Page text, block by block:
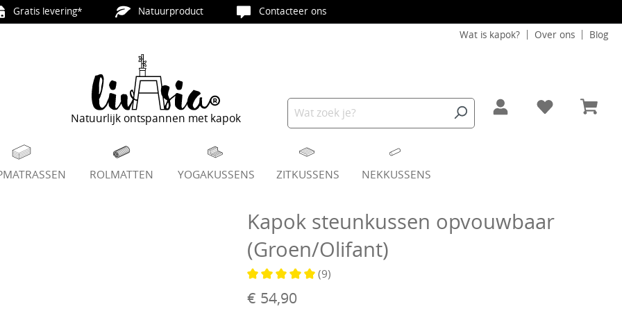
Gratis levering* Natuurproduct
Contacteer ons
Wat is kapok?
Over ons Blog
Natuurlijk ontspannen met kapok
ROLMATTEN YOGAKUSSENS ZITKUSSENS NEKKUSSENS
Kapok steunkussen opvouwbaar
(Groen/Olifant)
Gemiddelde waardering van 5 van 5 sterren
(9)
€ 54,90